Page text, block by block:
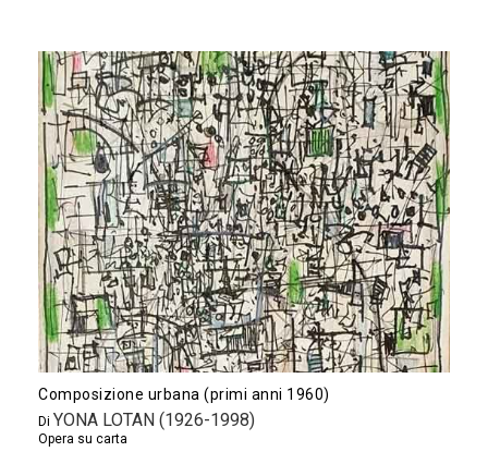
Composizione urbana (primi anni 1960)
Di YONA LOTAN (1926-1998)
Opera su carta